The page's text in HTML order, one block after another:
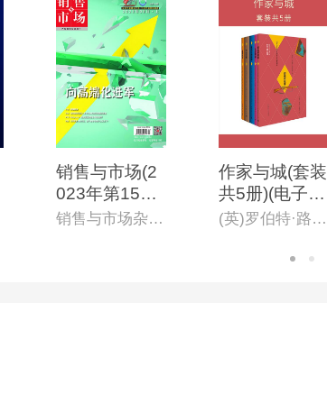
销售与市场(2
023年第15期)
(电子杂志)
销售与市场杂志社
作家与城(套装
共5册)(电子杂
志)
(英)罗伯特·路易斯·史蒂文森,(法)乔里-卡尔,(日)芥川龙之介,(日)太宰治等